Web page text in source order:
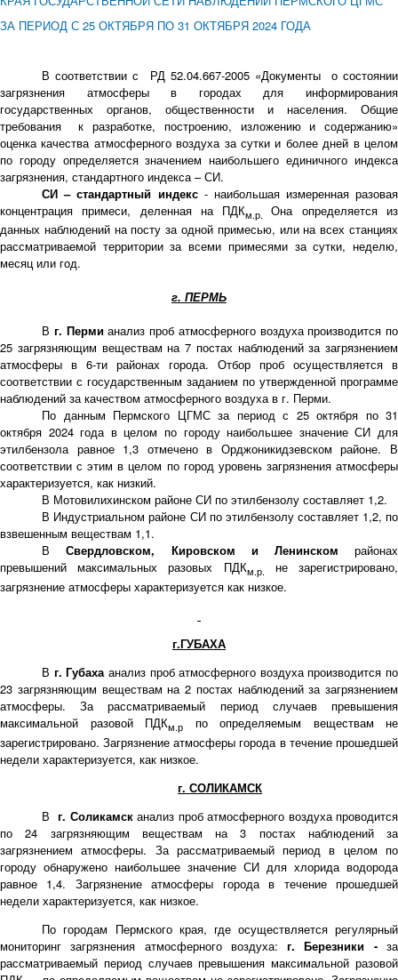
ЗА ПЕРИОД С 25 ОКТЯБРЯ ПО 31 ОКТЯБРЯ 2024 ГОДА
В соответствии с РД 52.04.667-2005 «Документы о состоянии
загрязнения атмосферы в городах для информирования
государственных органов, общественности и населения. Общие
требования к разработке, построению, изложению и содержанию»
оценка качества атмосферного воздуха за сутки и более дней в целом
по городу определяется значением наибольшего единичного индекса
загрязнения, стандартного индекса – СИ.
СИ – стандартный индекс - наибольшая измеренная разовая
концентрация примеси, деленная на ПДКм.р.Она определяется из
данных наблюдений на посту за одной примесью, или на всех станциях
рассматриваемой территории за всеми примесями за сутки, неделю,
месяц или год.
г. ПЕРМЬ
В г. Пермианализ проб атмосферного воздуха производится по
25 загрязняющим веществам на 7 постах наблюдений за загрязнением
атмосферы в 6-ти районах города. Отбор проб осуществляется в
соответствии с государственным заданием по утвержденной программе
наблюдений за качеством атмосферного воздуха в г. Перми.
По данным Пермского ЦГМС за период с 25 октября по 31
октября 2024 года в целом по городу наибольшее значение СИ для
этилбензола равное 1,3 отмечено в Орджоникидзевском районе. В
соответствии с этим в целом по город уровень загрязнения атмосферы
характеризуется, как низкий.
В Мотовилихинском районе СИ по этилбензолу составляет 1,2.
В Индустриальном районе СИ по этилбензолу составляет 1,2, по
взвешенным веществам 1,1.
В Свердловском, Кировском и Ленинском районах
превышений максимальных разовых ПДКм.р.
не зарегистрировано,
загрязнение атмосферы характеризуется как низкое.
г.ГУБАХА
В г. Губахаанализ проб атмосферного воздуха производится по
23 загрязняющим веществам на 2 постах наблюдений за загрязнением
атмосферы.
За рассматриваемый период случаев превышения
максимальной разовой ПДКм.р
по определяемым веществам не
зарегистрировано. Загрязнение атмосферы города в течение прошедшей
недели характеризуется, как низкое.
г. СОЛИКАМСК
В г. Соликамсканализ проб атмосферного воздуха проводится
по 24 загрязняющим веществам на 3 постах наблюдений за
загрязнением атмосферы. За рассматриваемый период в целом по
городу обнаружено наибольшее значение СИ для хлорида водорода
равное 1,4. Загрязнение атмосферы города в течение прошедшей
недели характеризуется, как низкое.
По городам Пермского края, где осуществляется регулярный
мониторинг загрязнения атмосферного воздуха:г. Березники -за
рассматриваемый период случаев превышения максимальной разовой